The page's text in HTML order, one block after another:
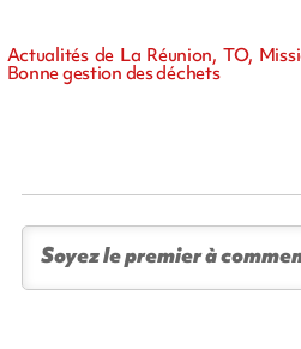
Actualités de La Réunion, TO,
Bonne gestion des déchets